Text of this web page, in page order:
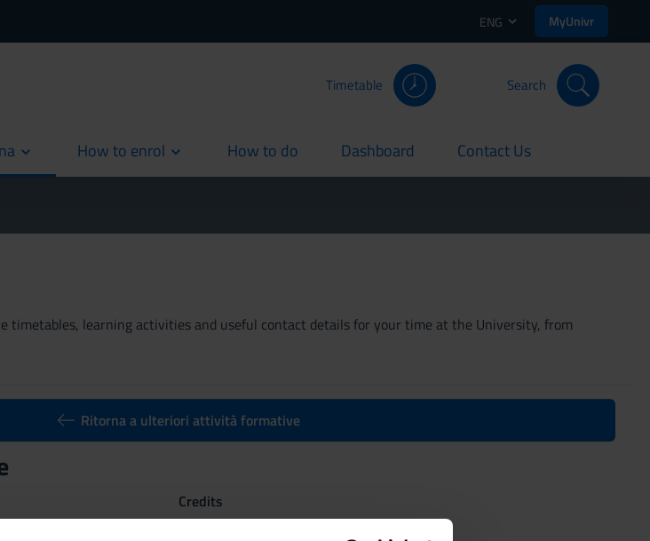
ENG MyUnivr
Timetable Search
How to enrol How to do
current Dashboard
current Contact Us
current
learning activities and useful contact details for your time at the University, from
Ritorna a ulteriori attività formative
Credits
2